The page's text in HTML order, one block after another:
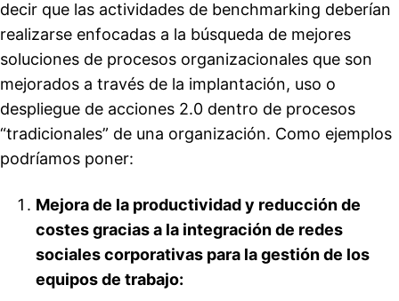
decir que las actividades de benchmarking deberían
realizarse enfocadas a la búsqueda de mejores
soluciones de procesos organizacionales que son
mejorados a través de la implantación, uso o
despliegue de acciones 2.0 dentro de procesos
“tradicionales” de una organización. Como ejemplos
podríamos poner:
Mejora de la productividad y reducción de
costes gracias a la integración de redes
sociales corporativas para la gestión de los
equipos de trabajo: